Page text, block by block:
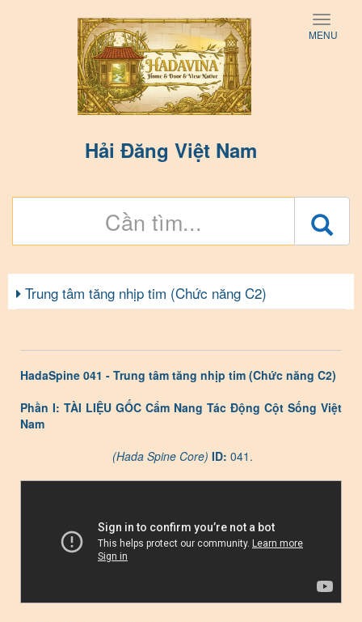
Toggle
MENU
Hải Đăng Việt Nam
Trung tâm tăng nhịp tim (Chức năng C2)
HadaSpine 041 - Trung tâm tăng nhịp tim (Chức năng C2)
Phần I: TÀI LIỆU GỐC Cẩm Nang Tác Động Cột Sống Việt
Nam
(Hada Spine Core) ID: 041.